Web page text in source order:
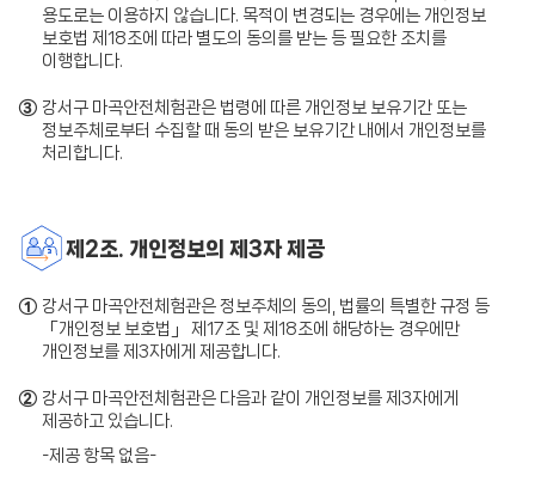
용도로는 이용하지 않습니다. 목적이 변경되는 경우에는 개인정보
보호법 제18조에 따라 별도의 동의를 받는 등 필요한 조치를
이행합니다.
③ 강서구 마곡안전체험관은 법령에 따른 개인정보 보유기간 또는
정보주체로부터 수집할 때 동의 받은 보유기간 내에서 개인정보를
처리합니다.
제2조. 개인정보의 제3자 제공
① 강서구 마곡안전체험관은 정보주체의 동의, 법률의 특별한 규정 등
「개인정보 보호법」 제17조 및 제18조에 해당하는 경우에만
개인정보를 제3자에게 제공합니다.
② 강서구 마곡안전체험관은 다음과 같이 개인정보를 제3자에게
제공하고 있습니다.
-제공 항목 없음-